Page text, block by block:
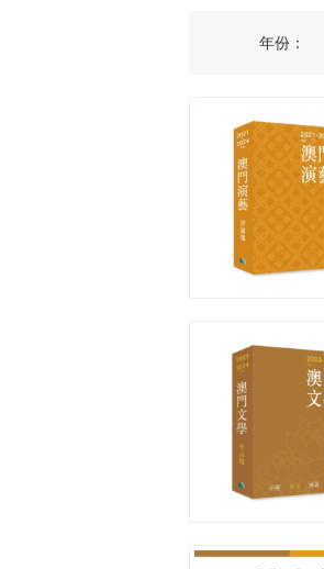
年份：